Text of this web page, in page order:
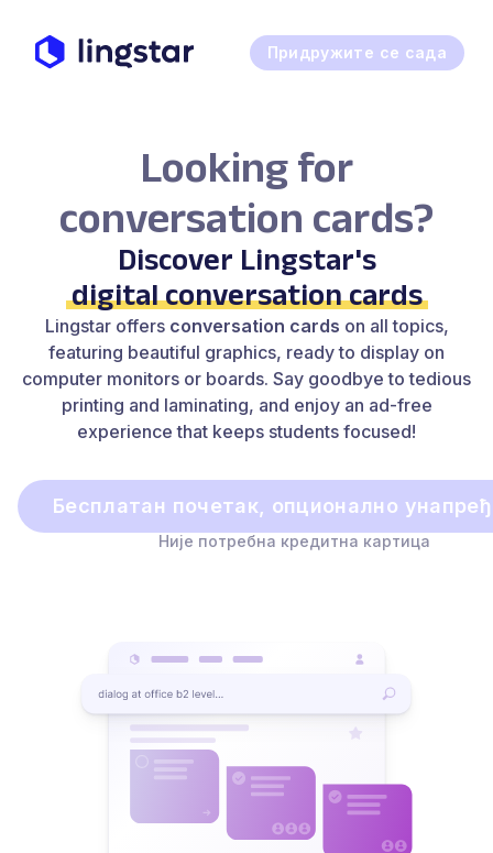
Придружите се сада
Looking for
conversation cards?
Discover Lingstar's
digital conversation cards
Lingstar offers conversation cards on all topics,
featuring beautiful graphics, ready to display on
computer monitors or boards. Say goodbye to tedious
printing and laminating, and enjoy an ad-free
experience that keeps students focused!
Бесплатан почетак, опционално
Није потребна кредитна картица